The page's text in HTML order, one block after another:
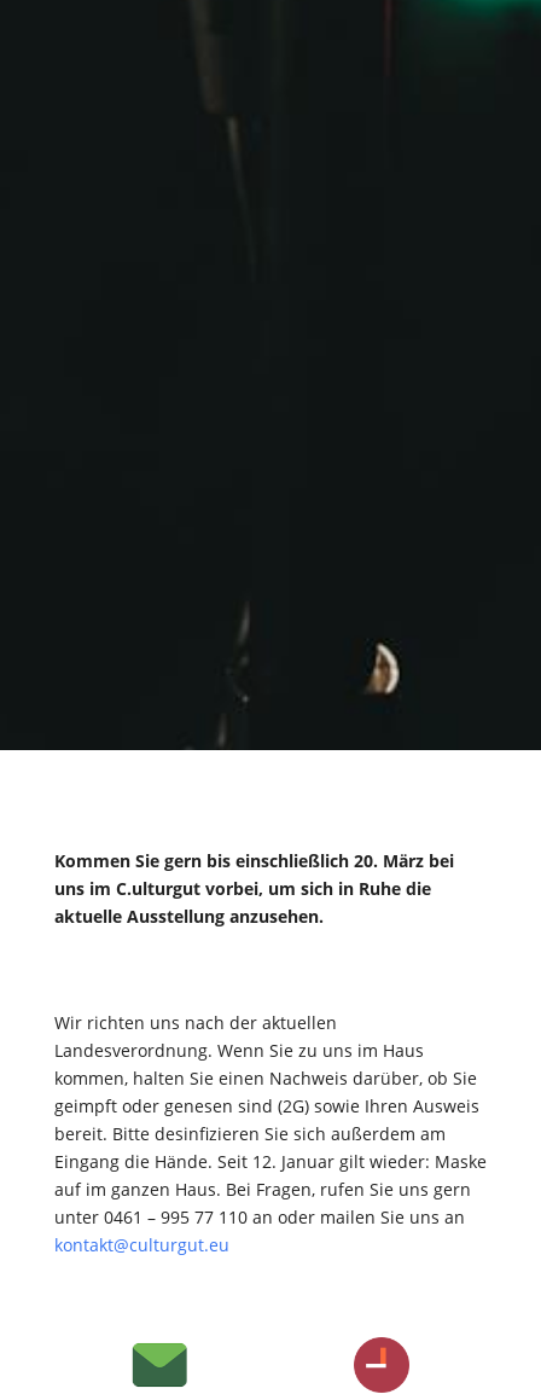
Kommen Sie gern bis einschließlich 20. März bei
uns im C.ulturgut vorbei, um sich in Ruhe die
aktuelle Ausstellung anzusehen.
Wir richten uns nach der aktuellen
Landesverordnung. Wenn Sie zu uns im Haus
kommen, halten Sie einen Nachweis darüber, ob Sie
geimpft oder genesen sind (2G) sowie Ihren Ausweis
bereit. Bitte desinfizieren Sie sich außerdem am
Eingang die Hände. Seit 12. Januar gilt wieder: Maske
auf im ganzen Haus. Bei Fragen, rufen Sie uns gern
unter 0461 – 995 77 110 an oder mailen Sie uns an
kontakt@culturgut.eu